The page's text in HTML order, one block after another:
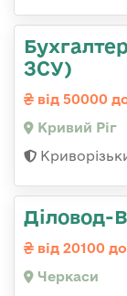
ЗСУ)
від 50000
Кривий Ріг
Діловод-
від 20100
Черкаси